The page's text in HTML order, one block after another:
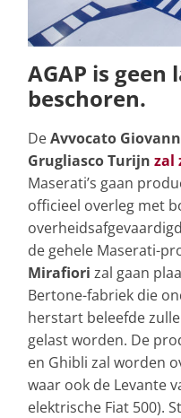
AGAP is geen
beschoren.
DeAvvocato
Grugliasco Turijn zal
Maserati’s gaan
officieel overleg met
de gehele Maserati-
Mirafiori zal gaan
Bertone-fabriek die
herstart beleefde
gelast worden. De
en Ghibli zal worden
waar ook de Levante
elektrische Fiat 500).